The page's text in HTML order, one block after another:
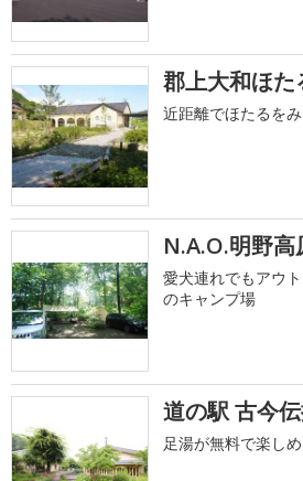
郡上大和ほた
近距離でほたるを
N.A.O.明野
愛犬連れでもアウ
のキャンプ場
道の駅 古今
足湯が無料で楽し